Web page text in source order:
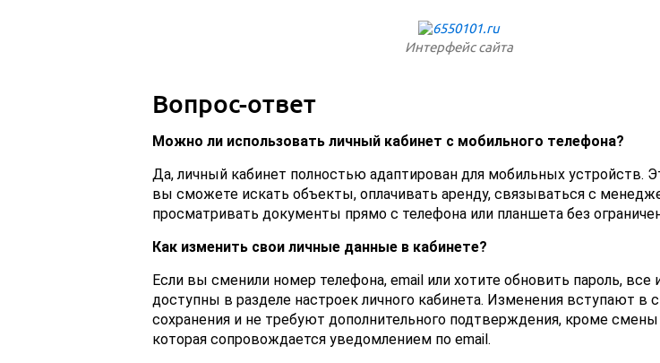
Интерфейс сайта
Вопрос-ответ
Можно ли использовать личный кабинет с мобильного телефона?
Да, личный кабинет полностью адаптирован для мобильных устройств.
вы сможете искать объекты, оплачивать аренду, связываться с
просматривать документы прямо с телефона или планшета без
Как изменить свои личные данные в кабинете?
Если вы сменили номер телефона, email или хотите обновить пароль, все
доступны в разделе настроек личного кабинета. Изменения вступают в
сохранения и не требуют дополнительного подтверждения, кроме смены
которая сопровождается уведомлением по email.